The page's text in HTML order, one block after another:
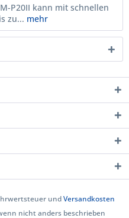
P20II kann mit schnellen
zu... mehr
undVersandkosten
nicht anders beschrieben